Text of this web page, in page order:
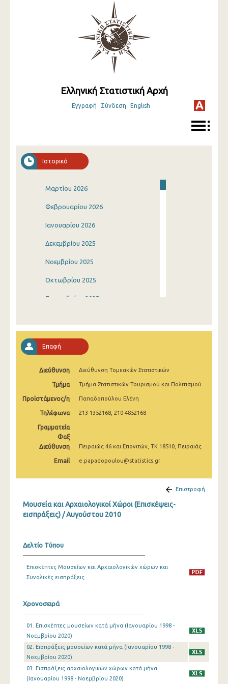
Ελληνική Στατιστική Αρχή
Εγγραφή Σύνδεση English
Ιστορικό
Μαρτίου 2026
Φεβρουαρίου 2026
Ιανουαρίου 2026
Δεκεμβρίου 2025
Νοεμβρίου 2025
Οκτωβρίου 2025
Σεπτεμβρίου 2025
Ιουνίου 2025
Μαΐου 2025
Απριλίου 2025
Μαρτίου 2025
Φεβρουαρίου 2025
Ιανουαρίου 2025
Δεκεμβρίου 2024
Οκτωβρίου 2024
Σεπτεμβρίου 2024
Ιουλίου 2024
Ιουνίου 2024
Μαρτίου 2024
Φεβρουαρίου 2024
Ιανουαρίου 2024
Επαφή
Διεύθυνση Διεύθυνση Τομεακών Στατιστικών
Τμήμα Τμήμα Στατιστικών Τουρισμού και Πολιτισμού
Προϊστάμενος/η Παπαδοπούλου Ελένη
Τηλέφωνα 213 1352168, 210 4852168
Γραμματεία
Φαξ
Διεύθυνση
Πειραιώς 46 και Επονιτών, ΤΚ 18510, Πειραιάς
Email e.papadopoulou@statistics.gr
Επιστροφή
Μουσεία και Αρχαιολογικοί Χώροι (Επισκέψεις-
εισπράξεις) / Αυγούστου 2010
Δελτίο Τύπου
Επισκέπτες Μουσείων και Αρχαιολογικών χώρων και
Συνολικές εισπράξεις
Χρονοσειρά
01. Επισκέπτες μουσείων κατά μήνα (Ιανουαρίου 1998 -
Νοεμβρίου 2020)
02. Εισπράξεις μουσείων κατά μήνα (Ιανουαρίου 1998 -
Νοεμβρίου 2020)
03. Εισπράξεις αρχαιολογικών χώρων κατά μήνα
(Ιανουαρίου 1998 - Νοεμβρίου 2020)